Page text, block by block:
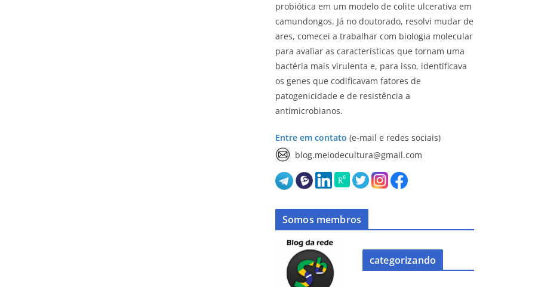
probiótica em um modelo de colite ulcerativa em
camundongos. Já no doutorado, resolvi mudar de
ares, comecei a trabalhar com biologia molecular
para avaliar as características que tornam uma
bactéria mais virulenta e, para isso, identificava
os genes que codificavam fatores de
patogenicidade e de resistência a
antimicrobianos.
Entre em contato (e-mail e redes sociais)
blog.meiodecultura@gmail.com
Somos membros
categorizando